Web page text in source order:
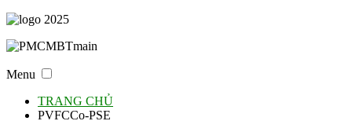
Menu
TRANG CHỦ
PVFCCo-PSE